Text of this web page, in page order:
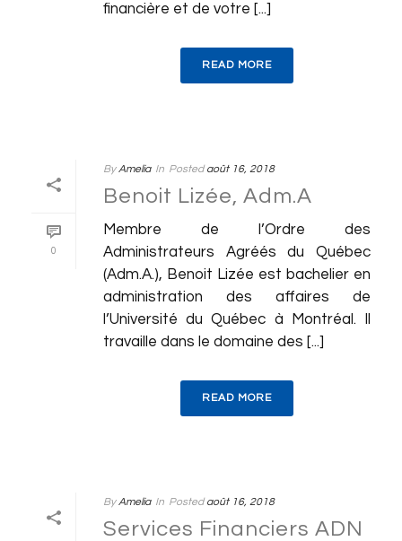
financière et de votre [...]
READ MORE
0
By Amelia In Posted août 16, 2018
Benoit Lizée, Adm.A
Membre de l’Ordre des
Administrateurs Agréés du Québec
(Adm.A.), Benoit Lizée est bachelier en
administration des affaires de
l’Université du Québec à Montréal. Il
travaille dans le domaine des [...]
READ MORE
By Amelia In Posted août 16, 2018
Services Financiers ADN